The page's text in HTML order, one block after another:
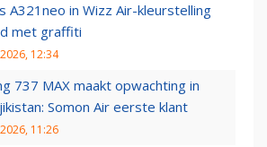
A321neo in Wizz Air-kleurstelling
met graffiti
12:34
737 MAX maakt opwachting in
Somon Air eerste klant
11:26